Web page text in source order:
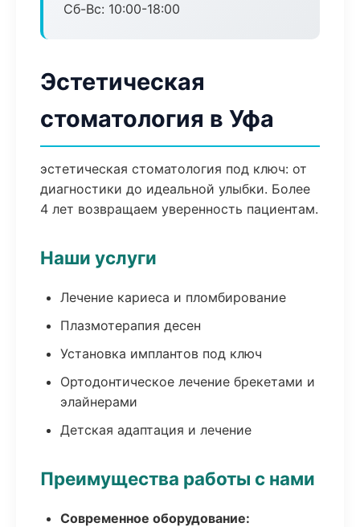
Сб-Вс: 10:00-18:00
Эстетическая
стоматология в Уфа
эстетическая стоматология под ключ: от
диагностики до идеальной улыбки. Более
4 лет возвращаем уверенность пациентам.
Наши услуги
Лечение кариеса и пломбирование
Плазмотерапия десен
Установка имплантов под ключ
Ортодонтическое лечение брекетами и
элайнерами
Детская адаптация и лечение
Преимущества работы с нами
Современное оборудование: